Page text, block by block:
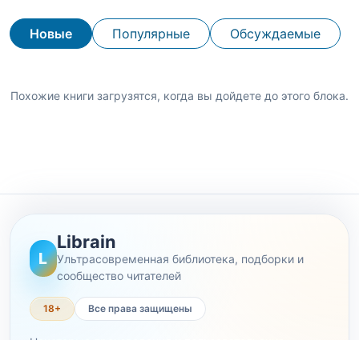
Новые Популярные Обсуждаемые
Похожие книги загрузятся, когда вы дойдете до этого блока.
L
Librain
Ультрасовременная библиотека, подборки и
сообщество читателей
18+ Все права защищены